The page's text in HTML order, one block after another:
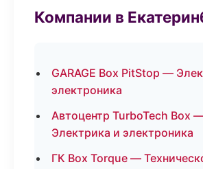
Компании в
GARAGE Box PitStop —
электроника
Автоцентр TurboTech Box
Электрика и электроника
ГК Box Torque —